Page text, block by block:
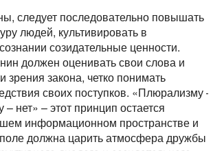
следует последовательно повышать
людей, культивировать в
созидательные ценности.
должен оценивать свои слова и
зрения закона, четко понимать
своих поступков. «Плюрализму –
– нет» – этот принцип остается
информационном пространстве и
должна царить атмосфера дружбы